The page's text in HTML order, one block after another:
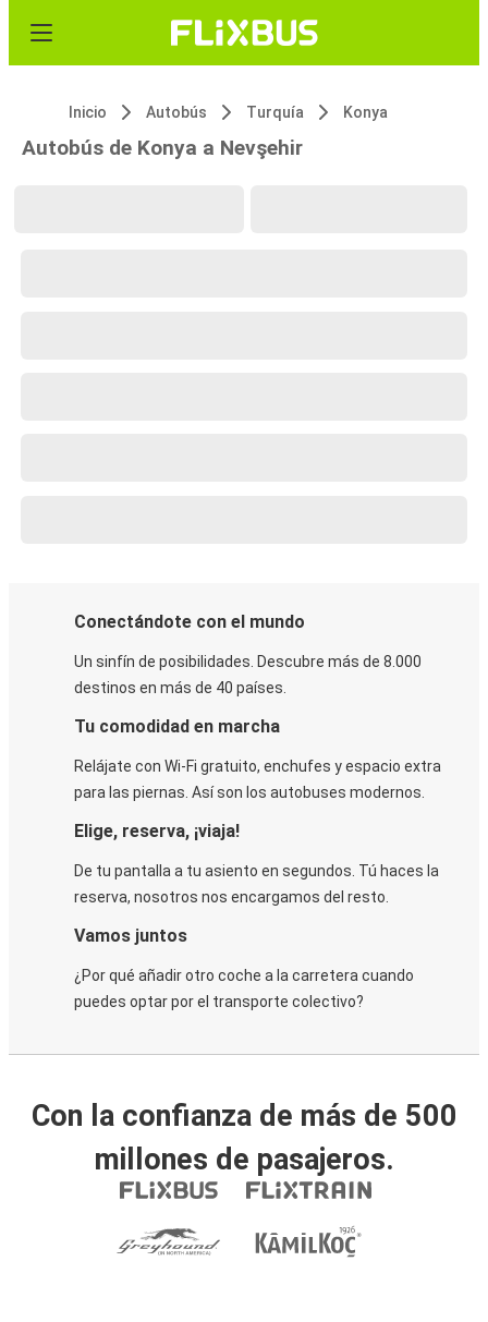
Inicio Autobús Turquía Konya
Autobús de Konya a Nevşehir
Conectándote con el mundo
Un sinfín de posibilidades. Descubre más de 8.000
destinos en más de 40 países.
Tu comodidad en marcha
Relájate con Wi-Fi gratuito, enchufes y espacio extra
para las piernas. Así son los autobuses modernos.
Elige, reserva, ¡viaja!
De tu pantalla a tu asiento en segundos. Tú haces la
reserva, nosotros nos encargamos del resto.
Vamos juntos
¿Por qué añadir otro coche a la carretera cuando
puedes optar por el transporte colectivo?
Con la confianza de más de 500
millones de pasajeros.